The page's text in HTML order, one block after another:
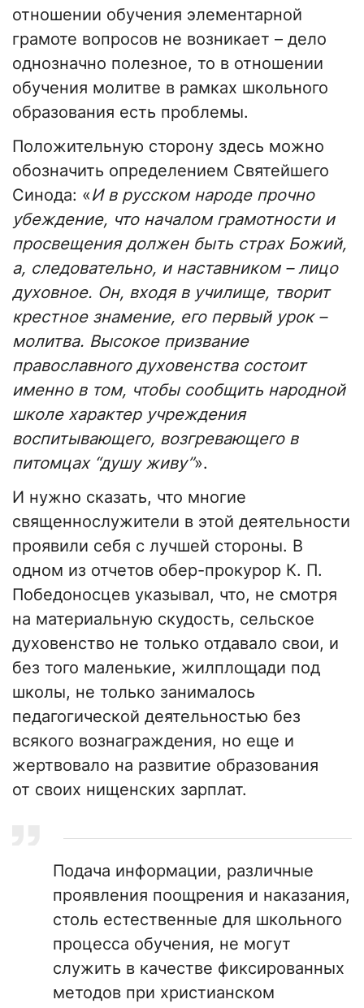
отношении обучения элементарной
грамоте вопросов не возникает – дело
однозначно полезное, то в отношении
обучения молитве в рамках школьного
образования есть проблемы.
Положительную сторону здесь можно
обозначить определением Святейшего
Синода: «И в русском народе прочно
убеждение, что началом грамотности и
просвещения должен быть страх Божий,
а, следовательно, и наставником – лицо
духовное. Он, входя в училище, творит
крестное знамение, его первый урок –
молитва. Высокое призвание
православного духовенства состоит
именно в том, чтобы сообщить народной
школе характер учреждения
воспитывающего, возгревающего в
питомцах “душу живу”».
И нужно сказать, что многие
священнослужители в этой деятельности
проявили себя с лучшей стороны. В
одном из отчетов обер-прокурор К. П.
Победоносцев указывал, что, не смотря
на материальную скудость, сельское
духовенство не только отдавало свои, и
без того маленькие, жилплощади под
школы, не только занималось
педагогической деятельностью без
всякого вознаграждения, но еще и
жертвовало на развитие образования
от своих нищенских зарплат.
Подача информации, различные
проявления поощрения и наказания,
столь естественные для школьного
процесса обучения, не могут
служить в качестве фиксированных
методов при христианском